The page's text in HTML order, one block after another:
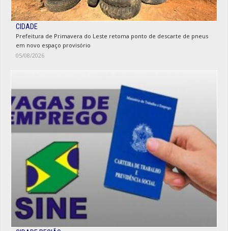
CIDADE
Prefeitura de Primavera do Leste retoma ponto de descarte de pneus
em novo espaço provisório
05/08/2026